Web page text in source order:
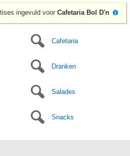
ingevuld voor Cafetaria Bol D'n
Cafetaria
Dranken
Salades
Snacks